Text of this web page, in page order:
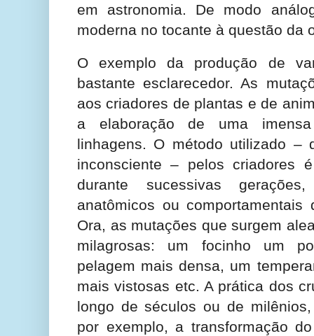
em astronomia. De modo
moderna no tocante à questão da
O exemplo da produção de
bastante esclarecedor. As
aos criadores de plantas e de
a elaboração de uma
linhagens. O método utilizado –
inconsciente – pelos criadores
durante sucessivas
anatômicos ou comportamentais
Ora, as mutações que surgem
milagrosas: um focinho um
pelagem mais densa, um
mais vistosas etc. A prática dos
longo de séculos ou de
por exemplo, a transformação